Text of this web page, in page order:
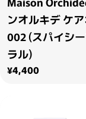
ンオルキデ ケ
002 (スパイシ
ラル)
通常価格
¥4,400